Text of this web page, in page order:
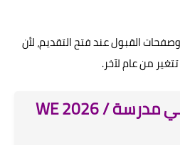
القبول عند فتح التقديم، لأن
من عام لآخر.
طريقة التقديم في مدرسة WE 2026 /